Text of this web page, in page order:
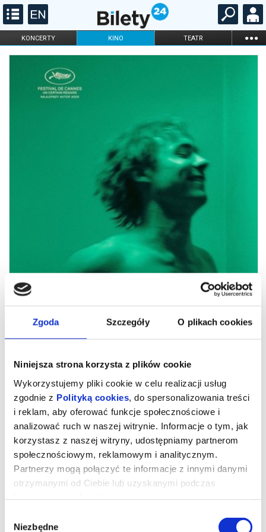
Zgoda Szczegóły O plikach cookies
Niniejsza strona korzysta z plików cookie
Wykorzystujemy pliki cookie w celu realizacji usług
zgodnie z Polityką cookies , do spersonalizowania treści
i reklam, aby oferować funkcje społecznościowe i
analizować ruch w naszej witrynie. Informacje o tym, jak
korzystasz z naszej witryny, udostępniamy partnerom
społecznościowym, reklamowym i analitycznym.
Partnerzy mogą połączyć te informacje z innymi danymi
otrzymanymi od Ciebie lub uzyskanymi podczas
zgody
Niezbędne
KONCERTY KINO TEATR ...
FILHARMONIA OPERA I BALET
DLA DZIECI
Klub Filmowy Urania: Łobuz
Klub Filmowy Urania zaprasza na entuzjastycznie przyjęty na
festiwalu w Cannes debiut reżyserski aktora Harrisa
Lennona w superprodukcji Sama Mendesa o The Beatles).
oraz wyróżnieniem FIPRESCI w sekcji Un Certain Regard.